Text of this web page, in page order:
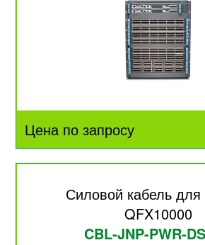
Цена по запросу
Силовой кабель
QFX10000
CBL-JNP-PWR-